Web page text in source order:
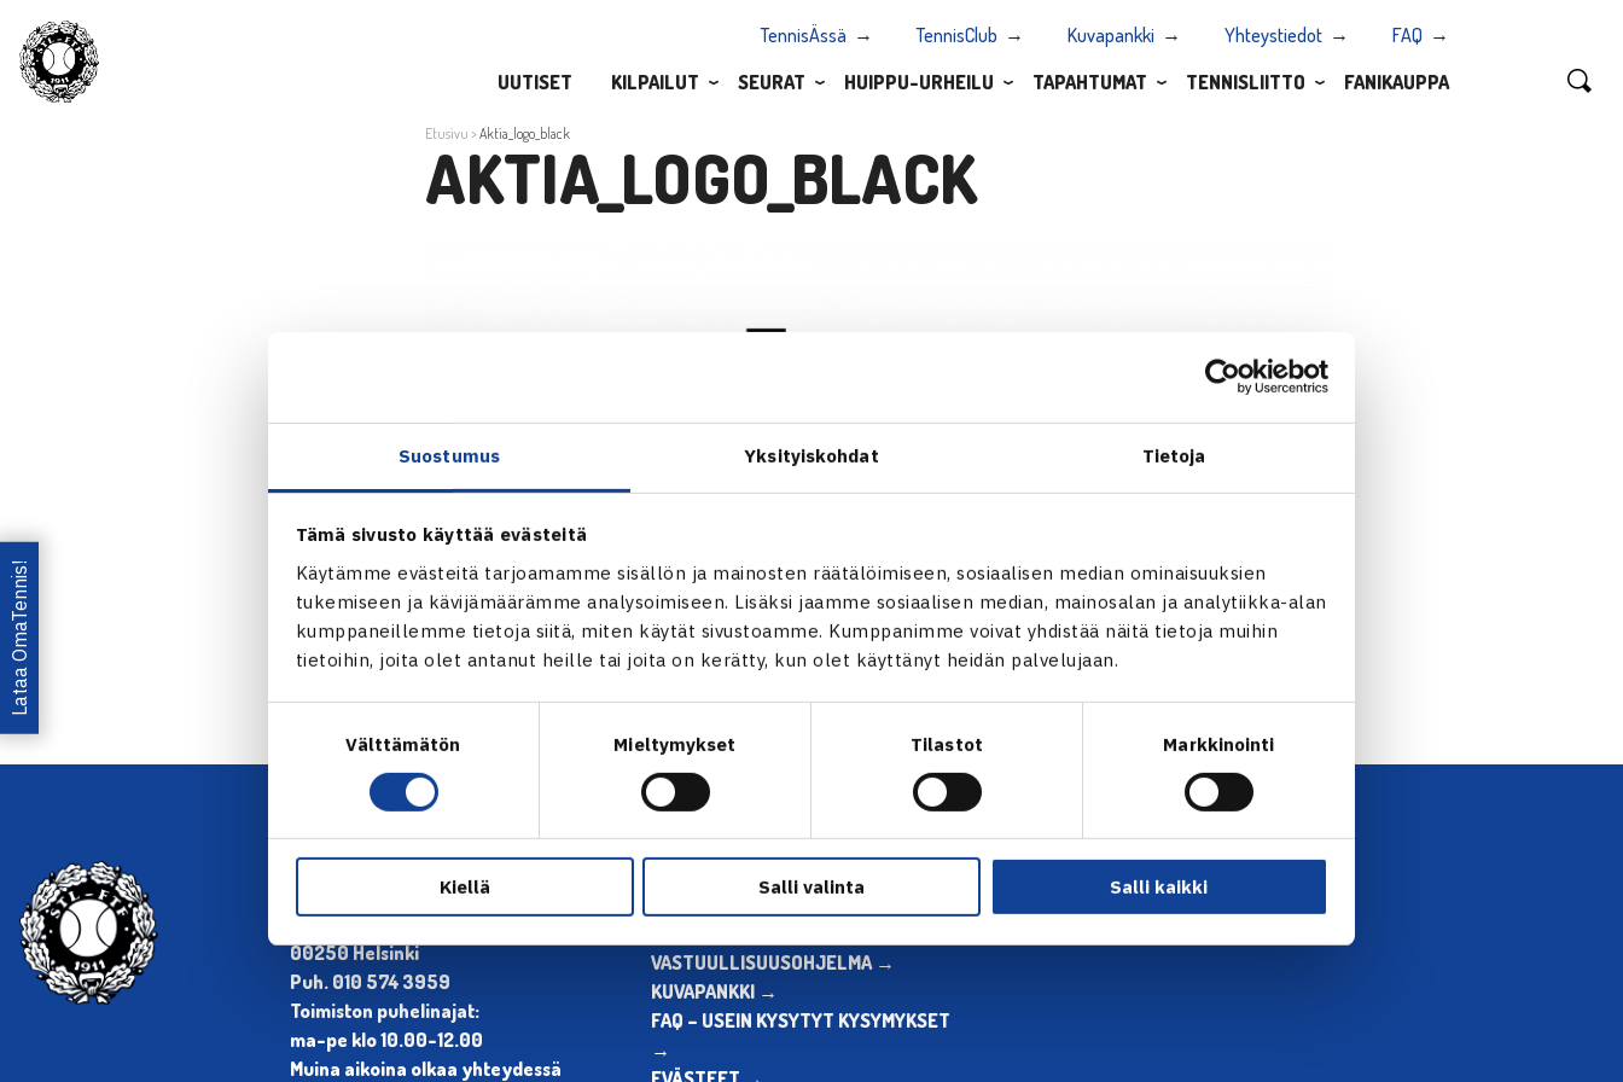
Suostumus Yksityiskohdat Tietoja
Tämä sivusto käyttää evästeitä
Käytämme evästeitä tarjoamamme sisällön ja mainosten räätälöimiseen, sosiaalisen median ominaisuuksien
tukemiseen ja kävijämäärämme analysoimiseen. Lisäksi jaamme sosiaalisen median, mainosalan ja analytiikka-alan
kumppaneillemme tietoja siitä, miten käytät sivustoamme. Kumppanimme voivat yhdistää näitä tietoja muihin
tietoihin, joita olet antanut heille tai joita on kerätty, kun olet käyttänyt heidän palvelujaan.
Välttämätön Mieltymykset Tilastot Markkinointi
Kiellä Salli valinta Salli kaikki
TennisÄssä TennisClub Kuvapankki Yhteystiedot
FAQ
UUTISET
KILPAILUT SEURAT HUIPPU-URHEILU TAPAHTUMAT TENNISLIITTO FANIKAUPPA
Etusivu >Aktia_logo_black
AKTIA_LOGO_BLACK
Lataa OmaTennis!
Olympiastadion, Paavo Nurmen tie 1,
00250 Helsinki
Puh. 010 574 3959
Toimiston puhelinajat:
ma-pe klo 10.00-12.00
Muina aikoina olkaa yhteydessä
ALOITA HARRASTUS →
VASTUULLISUUSOHJELMA →
KUVAPANKKI →
FAQ – USEIN KYSYTYT KYSYMYKSET
→
TILAA UUTISKIRJE →